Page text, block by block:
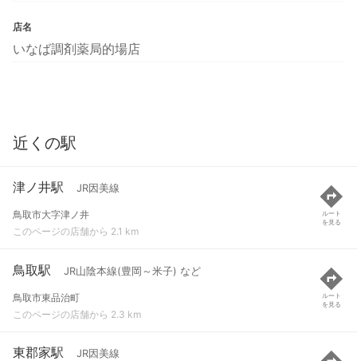
店名
いなば調剤薬局的場店
近くの駅
津ノ井駅 JR因美線
鳥取市大字津ノ井
このページの店舗から 2.1 km
ルート
を見る
鳥取駅 JR山陰本線(豊岡～米子) など
鳥取市東品治町
このページの店舗から 2.3 km
ルート
を見る
東郡家駅 JR因美線